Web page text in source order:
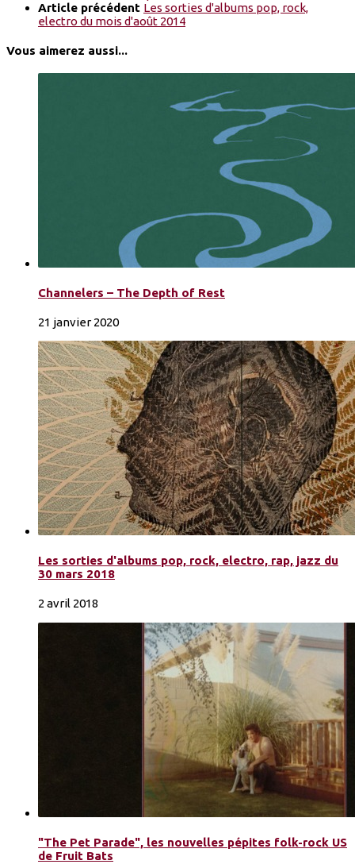
Article précédent Les sorties d'albums pop, rock,
electro du mois d'août 2014
Vous aimerez aussi...
Channelers – The Depth of Rest
21 janvier 2020
Les sorties d'albums pop, rock, electro, rap, jazz du
30 mars 2018
2 avril 2018
"The Pet Parade", les nouvelles pépites folk-rock US
de Fruit Bats